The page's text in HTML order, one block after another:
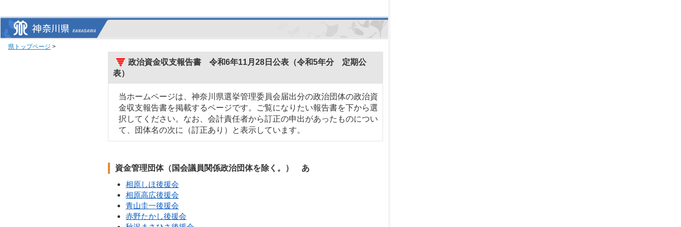
県トップページ >
政治資金収支報告書 令和6年11月28日公表（令和5年分 定期公
表）
当ホームページは、神奈川県選挙管理委員会届出分の政治団体の政治資
金収支報告書を掲載するページです。ご覧になりたい報告書を下から選
択してください。なお、会計責任者から訂正の申出があったものについ
て、団体名の次に（訂正あり）と表示しています。
資金管理団体（国会議員関係政治団体を除く。） あ
相原しほ後援会
相原高広後援会
青山圭一後援会
赤野たかし後援会